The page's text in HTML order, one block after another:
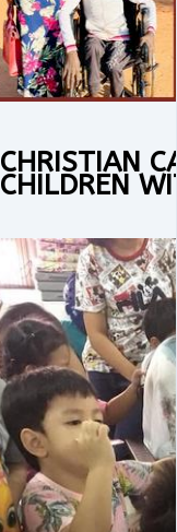
CHRISTIAN
CHILDREN